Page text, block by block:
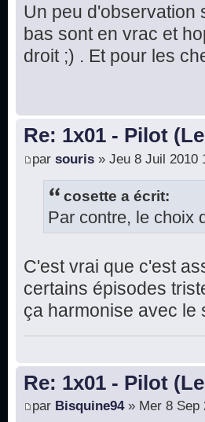
Un peu d'observation
bas sont en vrac et
droit ;) . Et pour les
Re: 1x01 - Pilot
par souris » Jeu 8 Juil 2010
cosette a écrit:
Par contre, le choix
C'est vrai que c'est
certains épisodes
ça harmonise avec le
Re: 1x01 - Pilot
par Bisquine94» Mer 8 Sep